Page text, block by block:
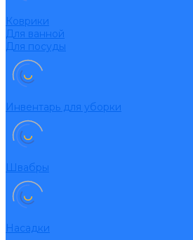
Коврики
Для ванной
Для посуды
Инвентарь для уборки
Швабры
Насадки